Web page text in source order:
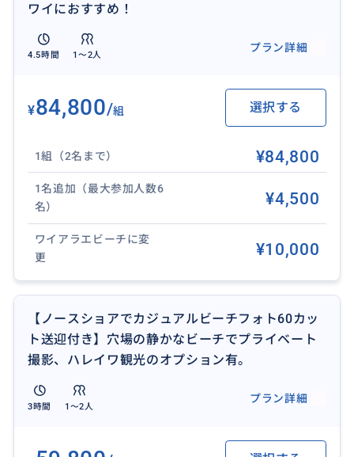
9:00 ワイキキホテルお迎え
9:15-10:00 アラモアナビーチ撮影
10:15 ホテルお戻り
によりスケジュールは変動しますのでご了承くださ
い。
【含まれるもの】
フォトグラファー1名
撮影データ約60カット(プラン内容により変わります)
jpegデータ納品
撮影日の約3週間後にダウンロードリンクを発行
【対応言語】
日本語
【ご注意いただきたいこと】
・平日限定（土日祝祭日の催行はありません）
・カハラホテルやアウラニなど遠方ホテルご滞在の場
・私服のみ参加可能です、ウェディンドレスでの参加
ワイにおすすめ！
4.5時間 1〜2人
プラン詳細
¥84,800/組 選択する
1組（2名まで） ¥84,800
1名追加（最大参加人数6
名）
¥4,500
ワイアラエビーチに変
更
¥10,000
【ノースショアでカジュアルビーチフォト60カッ
ト送迎付き】穴場の静かなビーチでプライベート
撮影、ハレイワ観光のオプション有。
3時間 1〜2人
プラン詳細